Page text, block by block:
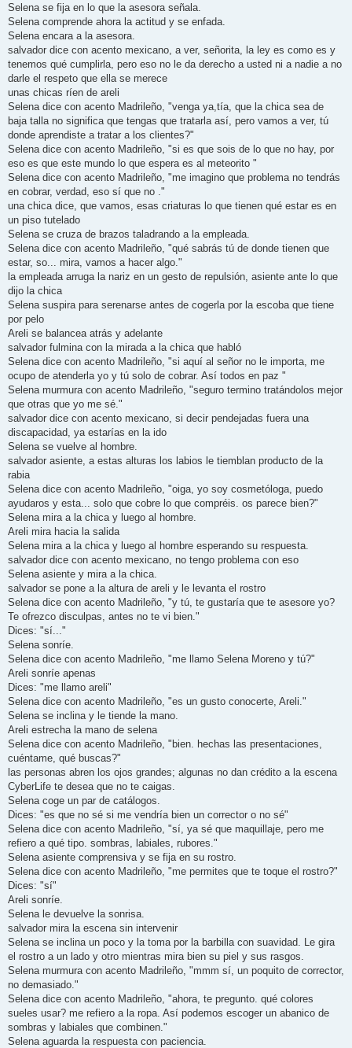
Selena se fija en lo que la asesora señala.
Selena comprende ahora la actitud y se enfada.
Selena encara a la asesora.
salvador dice con acento mexicano, a ver, señorita, la ley es como es y
tenemos qué cumplirla, pero eso no le da derecho a usted ni a nadie a no
darle el respeto que ella se merece
unas chicas ríen de areli
Selena dice con acento Madrileño, "venga ya,tía, que la chica sea de
baja talla no significa que tengas que tratarla así, pero vamos a ver, tú
donde aprendiste a tratar a los clientes?"
Selena dice con acento Madrileño, "si es que sois de lo que no hay, por
eso es que este mundo lo que espera es al meteorito "
Selena dice con acento Madrileño, "me imagino que problema no tendrás
en cobrar, verdad, eso sí que no ."
una chica dice, que vamos, esas criaturas lo que tienen qué estar es en
un piso tutelado
Selena se cruza de brazos taladrando a la empleada.
Selena dice con acento Madrileño, "qué sabrás tú de donde tienen que
estar, so... mira, vamos a hacer algo."
la empleada arruga la nariz en un gesto de repulsión, asiente ante lo que
dijo la chica
Selena suspira para serenarse antes de cogerla por la escoba que tiene
por pelo
Areli se balancea atrás y adelante
salvador fulmina con la mirada a la chica que habló
Selena dice con acento Madrileño, "si aquí al señor no le importa, me
ocupo de atenderla yo y tú solo de cobrar. Así todos en paz "
Selena murmura con acento Madrileño, "seguro termino tratándolos mejor
que otras que yo me sé."
salvador dice con acento mexicano, si decir pendejadas fuera una
discapacidad, ya estarías en la ido
Selena se vuelve al hombre.
salvador asiente, a estas alturas los labios le tiemblan producto de la
rabia
Selena dice con acento Madrileño, "oiga, yo soy cosmetóloga, puedo
ayudaros y esta... solo que cobre lo que compréis. os parece bien?"
Selena mira a la chica y luego al hombre.
Areli mira hacia la salida
Selena mira a la chica y luego al hombre esperando su respuesta.
salvador dice con acento mexicano, no tengo problema con eso
Selena asiente y mira a la chica.
salvador se pone a la altura de areli y le levanta el rostro
Selena dice con acento Madrileño, "y tú, te gustaría que te asesore yo?
Te ofrezco disculpas, antes no te vi bien."
Dices: "sí..."
Selena sonríe.
Selena dice con acento Madrileño, "me llamo Selena Moreno y tú?"
Areli sonríe apenas
Dices: "me llamo areli"
Selena dice con acento Madrileño, "es un gusto conocerte, Areli."
Selena se inclina y le tiende la mano.
Areli estrecha la mano de selena
Selena dice con acento Madrileño, "bien. hechas las presentaciones,
cuéntame, qué buscas?"
las personas abren los ojos grandes; algunas no dan crédito a la escena
CyberLife te desea que no te caigas.
Selena coge un par de catálogos.
Dices: "es que no sé si me vendría bien un corrector o no sé"
Selena dice con acento Madrileño, "sí, ya sé que maquillaje, pero me
refiero a qué tipo. sombras, labiales, rubores."
Selena asiente comprensiva y se fija en su rostro.
Selena dice con acento Madrileño, "me permites que te toque el rostro?"
Dices: "sí"
Areli sonríe.
Selena le devuelve la sonrisa.
salvador mira la escena sin intervenir
Selena se inclina un poco y la toma por la barbilla con suavidad. Le gira
el rostro a un lado y otro mientras mira bien su piel y sus rasgos.
Selena murmura con acento Madrileño, "mmm sí, un poquito de corrector,
no demasiado."
Selena dice con acento Madrileño, "ahora, te pregunto. qué colores
sueles usar? me refiero a la ropa. Así podemos escoger un abanico de
sombras y labiales que combinen."
Selena aguarda la respuesta con paciencia.